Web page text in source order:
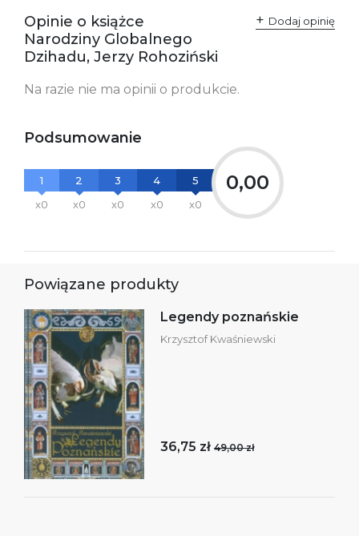
odpowiedzialne za
zgodność produktu z
przepisami:
61-701 Poznań
Polska
kontakt@wydajenamsie.pl
bezpieczeństwa:
Opinie o książce
Narodziny Globalnego
Dzihadu, Jerzy Rohoziński
Dodaj opinię
Na razie nie ma opinii o produkcie.
Podsumowanie
1
x0
2
x0
3
x0
4
x0
5
x0
0,00
Powiązane produkty
Legendy poznańskie
Krzysztof Kwaśniewski
36,75 zł 49,00 zł